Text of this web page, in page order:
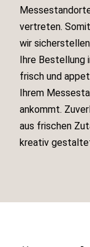
vertreten.
wir
Ihre Bestellung
frisch und
Ihrem
ankommt.
aus frischen
kreativ